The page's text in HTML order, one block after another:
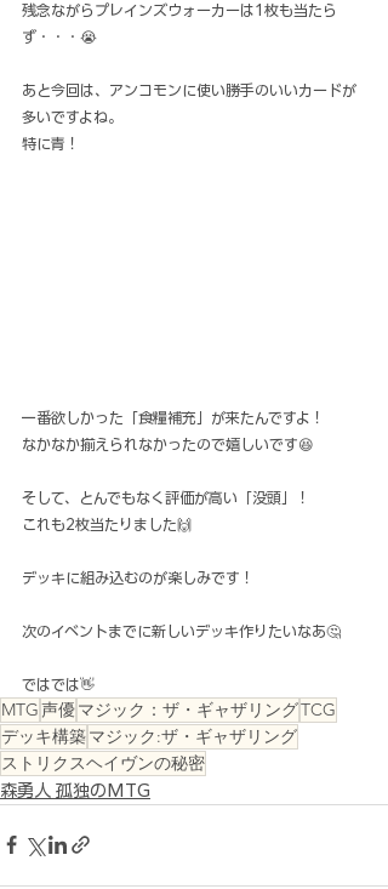
残念ながらプレインズウォーカーは1枚も当たら
ず・・・😭
あと今回は、アンコモンに使い勝手のいいカードが
多いですよね。
特に青！
一番欲しかった「食糧補充」が来たんですよ！
なかなか揃えられなかったので嬉しいです😆
そして、とんでもなく評価が高い「没頭」！
これも2枚当たりました🙌
デッキに組み込むのが楽しみです！
次のイベントまでに新しいデッキ作りたいなあ🤔
ではでは👋
MTG声優マジック：ザ・ギャザリングTCG
デッキ構築マジック:ザ・ギャザリング
ストリクスヘイヴンの秘密
森勇人 孤独のMTG